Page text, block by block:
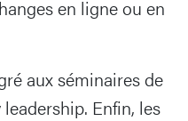
en ligne ou en
aux séminaires de
Enfin, les